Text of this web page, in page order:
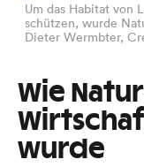
Um das Habitat von
schützen, wurde
Dieter Wermbter,
Wie
wurde